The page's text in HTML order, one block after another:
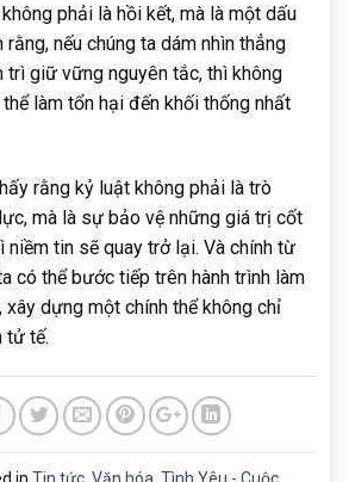
phải là hồi kết, mà là một dấu
nếu chúng ta dám nhìn thẳng
trì giữ vững nguyên tắc, thì không
làm tổn hại đến khối thống nhất
rằng kỷ luật không phải là trò
mà là sự bảo vệ những giá trị cốt
niềm tin sẽ quay trở lại. Và chính từ
có thể bước tiếp trên hành trình làm
xây dựng một chính thể không chỉ
tử tế.
in Tin tức Văn hóa Tình Yêu - Cuộc